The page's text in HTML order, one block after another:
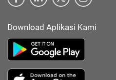
Download Aplikasi Kami